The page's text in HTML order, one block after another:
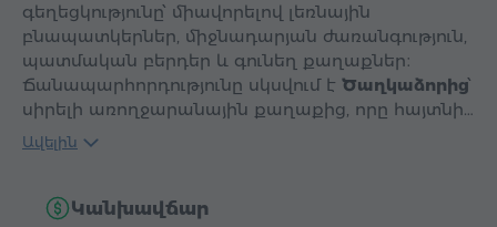
գեղեցկությունը՝ միավորելով լեռնային
բնապատկերներ, միջնադարյան ժառանգություն,
պատմական բերդեր և գունեղ քաղաքներ։
Ճանապարհորդությունը սկսվում է Ծաղկաձորից՝
սիրելի առողջարանային քաղաքից, որը հայտնի…
Ավելին
Կանխավճար